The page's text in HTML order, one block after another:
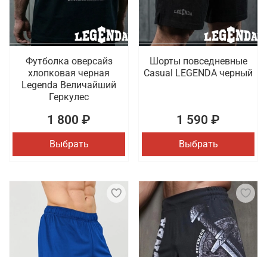
Футболка оверсайз
хлопковая черная
Legenda Величайший
Геркулес
1 800 ₽
Выбрать
Шорты повседневные
Casual LEGENDA черный
1 590 ₽
Выбрать